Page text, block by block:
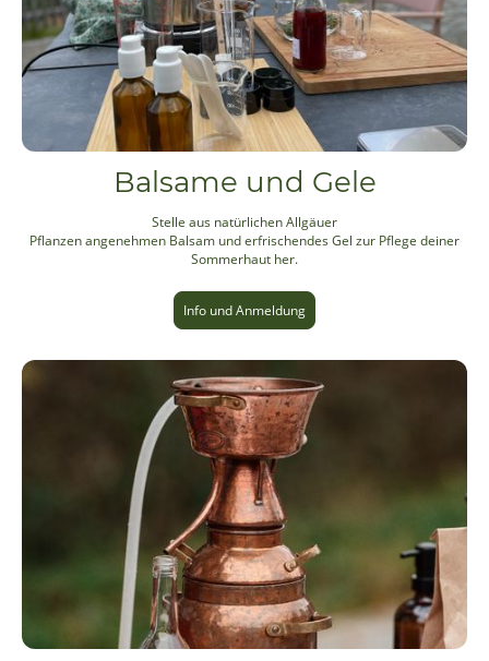
Balsame und Gele
Stelle aus natürlichen Allgäuer
Pflanzen angenehmen Balsam und erfrischendes Gel zur Pflege deiner
Sommerhaut her.
Info und Anmeldung